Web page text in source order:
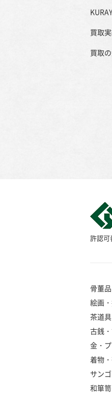
買取
買取
許認可
骨董
絵画
茶道
古銭
金・
着物
サン
和箪